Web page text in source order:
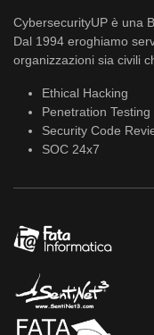
CybersecurityUP è una
Dal 1994 eroghiamo
organizzazioni sia civili
Ethical Hacking
Penetration Testing
Security Code
SOC 24x7